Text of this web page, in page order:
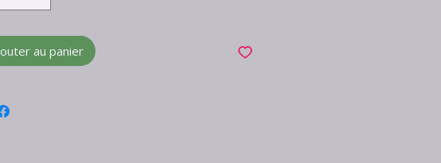
au panier